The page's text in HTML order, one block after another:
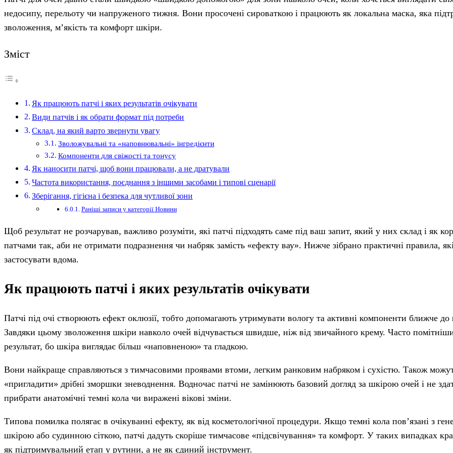
недосипу, перельоту чи напруженого тижня. Вони просочені сироваткою і працюють як локальна маска, яка
зволоження, м’якість та комфорт шкіри.
Зміст
Як працюють патчі і яких результатів очікувати
Види патчів і як обрати формат під потреби
Склад, на який варто звернути увагу
Зволожувальні та «наповнювальні» інгредієнти
Компоненти для свіжості та тонусу
Як наносити патчі, щоб вони працювали, а не дратували
Частота використання, поєднання з іншими засобами і типові сценарії
Зберігання, гігієна і безпека для чутливої зони
Раніші записи у категорії Новини
Щоб результат не розчарував, важливо розуміти, які патчі підходять саме під ваш запит, який у них склад і як
патчами так, аби не отримати подразнення чи набряк замість «ефекту вау». Нижче зібрано практичні правила,
застосувати вдома.
Як працюють патчі і яких результатів очікувати
Патчі під очі створюють ефект оклюзії, тобто допомагають утримувати вологу та активні компоненти ближче до
Завдяки цьому зволоження шкіри навколо очей відчувається швидше, ніж від звичайного крему. Часто
результат, бо шкіра виглядає більш «наповненою» та гладкою.
Вони найкраще справляються з тимчасовими проявами втоми, легким ранковим набряком і сухістю. Також
«пригладити» дрібні зморшки зневоднення. Водночас патчі не замінюють базовий догляд за шкірою очей і не
прибрати анатомічні темні кола чи виражені вікові зміни.
Типова помилка полягає в очікуванні ефекту, як від косметологічної процедури. Якщо темні кола пов’язані з
шкірою або судинною сіткою, патчі дадуть скоріше тимчасове «підсвічування» та комфорт. У таких випадках
як підтримувальний етап у рутини, а не як єдиний інструмент.